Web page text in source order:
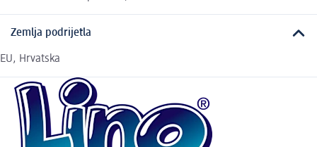
Zemlja podrijetla
EU, Hrvatska